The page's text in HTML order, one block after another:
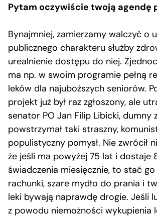
Pytam oczywiście twoją agendę
Bynajmniej, zamierzamy walczyć o
publicznego charakteru służby
urealnienie dostępu do niej.
ma np. w swoim programie pełną
leków dla najuboższych seniorów.
projekt już był raz zgłoszony, ale
senator PO Jan Filip Libicki, dumny
powstrzymał taki straszny,
populistyczny pomysł. Nie zwrócił
że jeśli ma powyżej 75 lat i dostaje
świadczenia miesięcznie, to stać go
rachunki, szare mydło do prania i
leki bywają naprawdę drogie. Jeśli
z powodu niemożności wykupienia